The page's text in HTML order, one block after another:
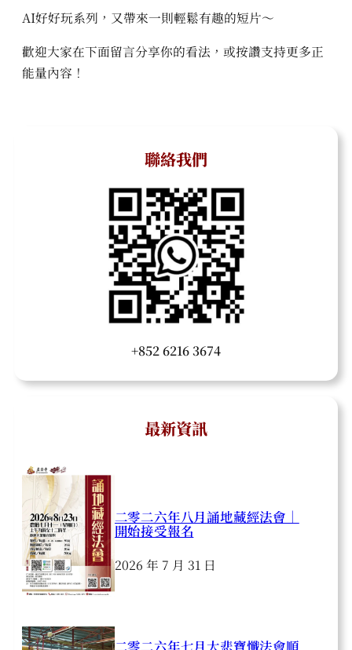
AI好好玩系列，又帶來一則輕鬆有趣的短片～
歡迎大家在下面留言分享你的看法，或按讚支持更多正
能量內容！
聯絡我們
+852 6216 3674
最新資訊
二零二六年八月誦地藏經法會｜
開始接受報名
2026 年 7 月 31 日